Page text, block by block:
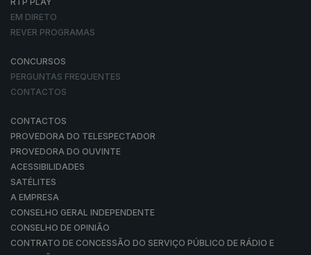
EM DIRETO
REVER PROGRAMAS
CONCURSOS
PERGUNTAS FREQUENTES
CONTACTOS
CONTACTOS
PROVEDORA DO TELESPECTADOR
PROVEDORA DO OUVINTE
ACESSIBILIDADES
SATÉLITES
A EMPRESA
CONSELHO GERAL INDEPENDENTE
CONSELHO DE OPINIÃO
CONTRATO DE CONCESSÃO DO SERVIÇO PÚBLICO DE RÁDIO E